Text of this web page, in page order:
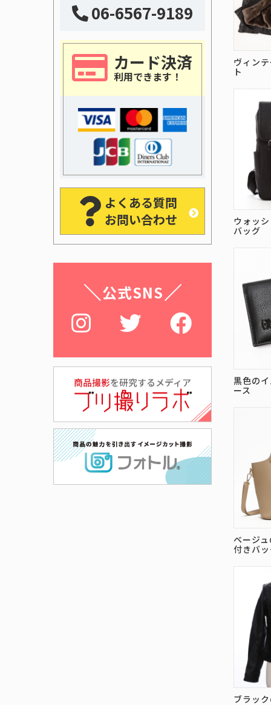
ヴィン
ト
ウォッ
バッグ
黒色の
ース
ベージ
付きバ
ブラッ
06-6567-9189
カード決済
利用できます！
よくある質問
お問い合わせ
公式SNS